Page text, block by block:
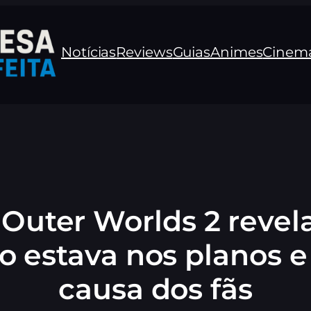
NotíciasReviewsGuiasAnimes
Worlds 2
estava nos planos
causa dos fãs